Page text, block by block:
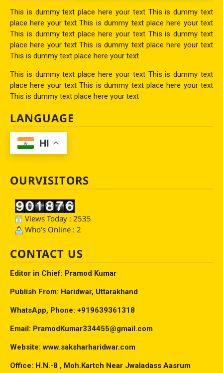
This is dummy text place here your text This is dummy text
place here your text This is dummy text place here your text
This is dummy text place here your text This is dummy text
place here your text This is dummy text place here your text
This is dummy text place here your text
This is dummy text place here your text This is dummy text
place here your text This is dummy text place here your text
This is dummy text place here your text
LANGUAGE
HI
OURVISITORS
Views Today : 2535
Who's Online : 2
CONTACT US
Editor in Chief: Pramod Kumar
Publish From: Haridwar, Uttarakhand
WhatsApp, Phone: +919639361318
Email: PramodKumar334455@gmail.com
Website: www.saksharharidwar.com
Office: H.N.-8 , Moh.Kartch Near Jwaladass Aasrum